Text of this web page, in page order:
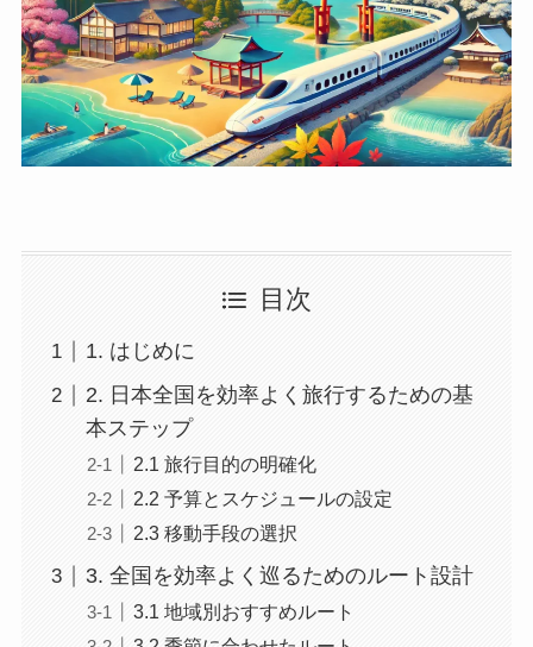
目次
1. はじめに
2. 日本全国を効率よく旅行するための基
本ステップ
2.1 旅行目的の明確化
2.2 予算とスケジュールの設定
2.3 移動手段の選択
3. 全国を効率よく巡るためのルート設計
3.1 地域別おすすめルート